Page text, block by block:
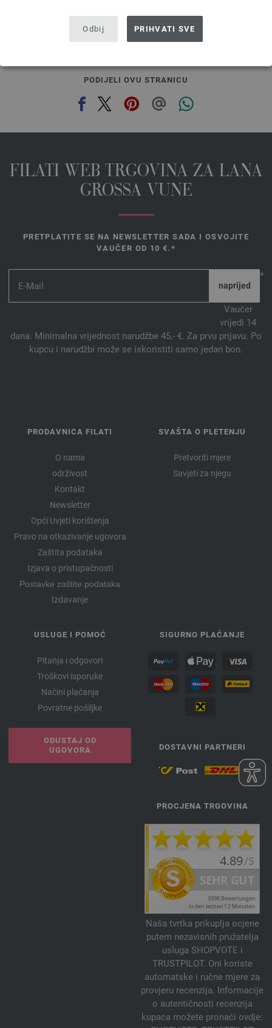
Odbij PRIHVATI SVE
PODIJELI OVU STRANICU
FILATI WEB TRGOVINA ZA LANA
GROSSA VUNE
PRETPLATITE SE NA NEWSLETTER SADA I OSVOJITE
VAUČER OD 10 €.*
*
Vaučer
vrijedi 14
dana. Minimalna vrijednost narudžbe 45,- €. Za prvu prijavu. Po
kupcu i narudžbi može se iskoristiti samo jedan bon.
PRODAVNICA FILATI
O nama
održivost
Kontakt
Newsletter
Opći Uvjeti korištenja
Pravo na otkazivanje ugovora
Zaštita podataka
Izjava o pristupačnosti
Postavke zaštite podataka
Izdavanje
SVAŠTA O PLETENJU
Pretvoriti mjere
Savjeti za njegu
USLUGE I POMOĆ
Pitanja i odgovori
Troškovi isporuke
Načini plaćanja
Povratne pošiljke
ODUSTAJ OD
UGOVORA
SIGURNO PLAĆANJE
DOSTAVNI PARTNERI
PROCJENA TRGOVINA
Naša tvrtka prikuplja ocjene
putem nezavisnih pružatelja
usluga SHOPVOTE i
TRUSTPILOT. Oni koriste
automatske i ručne mjere za
provjeru recenzija. Informacije
o autentičnosti recenzija
kupaca možete pronaći ovdje: